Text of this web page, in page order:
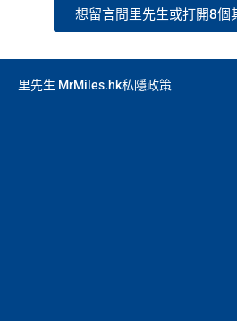
想留言問里先生或打開8個
里先生 MrMiles.hk私隱政策